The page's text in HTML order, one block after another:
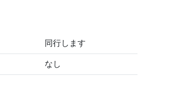
同行します
なし